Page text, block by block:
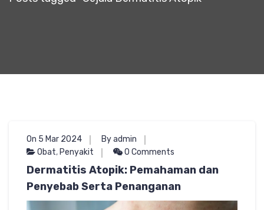
On 5 Mar 2024
By admin
Obat, Penyakit 0 Comments
Dermatitis Atopik: Pemahaman dan
Penyebab Serta Penanganan